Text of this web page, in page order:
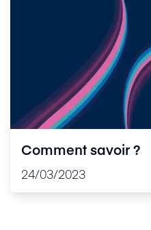
Comment savoir ?
24/03/2023